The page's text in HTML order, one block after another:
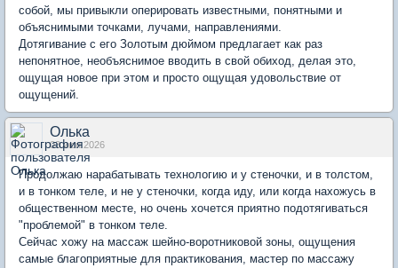
собой, мы привыкли оперировать известными, понятными и
объяснимыми точками, лучами, направлениями.
Дотягивание с его Золотым дюймом предлагает как раз
непонятное, необъяснимое вводить в свой обиход, делая это,
ощущая новое при этом и просто ощущая удовольствие от
ощущений.
Олька
03 июн 2026
Продолжаю нарабатывать технологию и у стеночки, и в толстом,
и в тонком теле, и не у стеночки, когда иду, или когда нахожусь в
общественном месте, но очень хочется приятно подотягиваться
"проблемой" в тонком теле.
Сейчас хожу на массаж шейно-воротниковой зоны, ощущения
самые благоприятные для практикования, мастер по массажу